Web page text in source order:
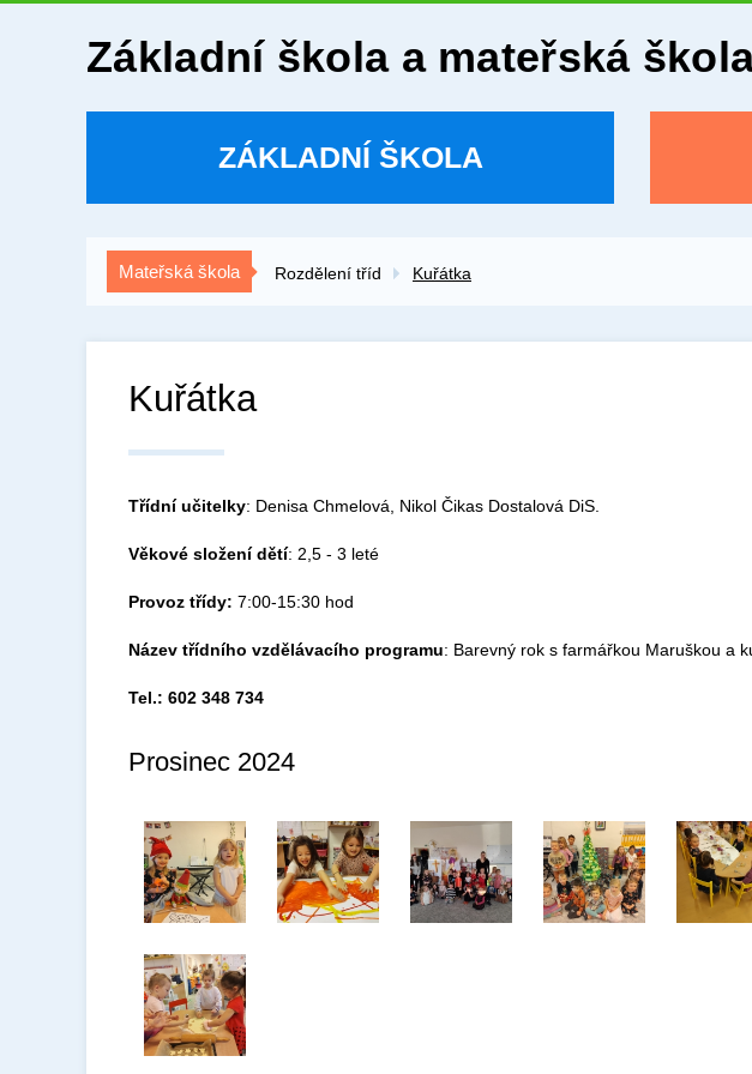
Základní škola a mateřská
ZÁKLADNÍ ŠKOLA
Mateřská škola Rozdělení tříd Kuřátka
Kuřátka
Třídní učitelky: Denisa Chmelová, Nikol Čikas Dostalová DiS.
Věkové složení dětí: 2,5 - 3 leté
Provoz třídy: 7:00-15:30 hod
Název třídního vzdělávacího programu: Barevný rok s farmářkou Maruškou a
Tel.: 602 348 734
Prosinec 2024